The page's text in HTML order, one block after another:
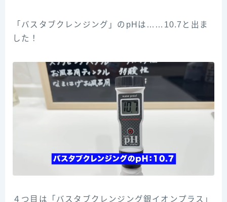
「バスタブクレンジング」のpHは……10.7と出ま
した！
４つ目は「バスタブクレンジング銀イオンプラス」